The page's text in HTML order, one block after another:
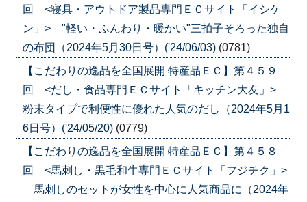
回 <寝具・アウトドア製品専門ＥＣサイト「イシケ
ン」> "軽い・ふんわり・暖かい"三拍子そろった独自
の布団（2024年5月30日号）('24/06/03) (0781)
【こだわりの逸品を全国展開 特産品ＥＣ】第４５９
回 <だし・食品専門ＥＣサイト「キッチン大友」>
粉末タイプで利便性に優れた人気のだし（2024年5月1
6日号）('24/05/20) (0779)
【こだわりの逸品を全国展開 特産品ＥＣ】第４５８
回 <馬刺し・黒毛和牛専門ＥＣサイト「フジチク」>
馬刺しのセットが女性を中心に人気商品に（2024年